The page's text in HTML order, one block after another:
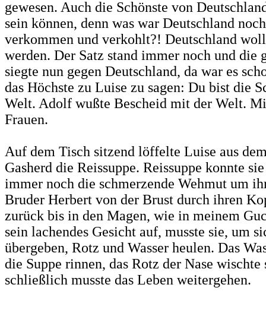
gewesen. Auch die Schönste von
sein können, denn was war Deutschland
verkommen und verkohlt?! Deutschland
werden. Der Satz stand immer noch und die
siegte nun gegen Deutschland, da war es
das Höchste zu Luise zu sagen: Du bist die
Welt. Adolf wußte Bescheid mit der Welt.
Frauen.
Auf dem Tisch sitzend löffelte Luise aus
Gasherd die Reissuppe. Reissuppe konnte
immer noch die schmerzende Wehmut um
Bruder Herbert von der Brust durch ihren
zurück bis in den Magen, wie in meinem
sein lachendes Gesicht auf, musste sie, um
übergeben, Rotz und Wasser heulen. Das
die Suppe rinnen, das Rotz der Nase wischte
schließlich musste das Leben weitergehen.